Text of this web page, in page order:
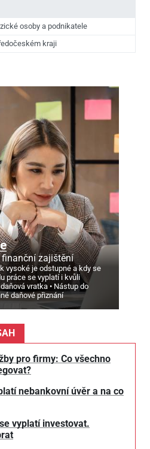
osoby a podnikatele
kraji
zajištění
vysoké je odstupné a kdy se
práce se vyplatí i kvůli
vratka
Nástup do
daňové přiznání
pro firmy: Co všechno
nebankovní úvěr a na co
vyplatí investovat.